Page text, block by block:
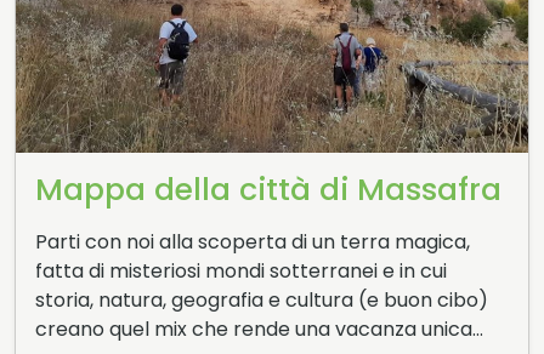
Mappa della città di Massafra
Parti con noi alla scoperta di un terra magica,
fatta di misteriosi mondi sotterranei e in cui
storia, natura, geografia e cultura (e buon cibo)
creano quel mix che rende una vacanza unica…